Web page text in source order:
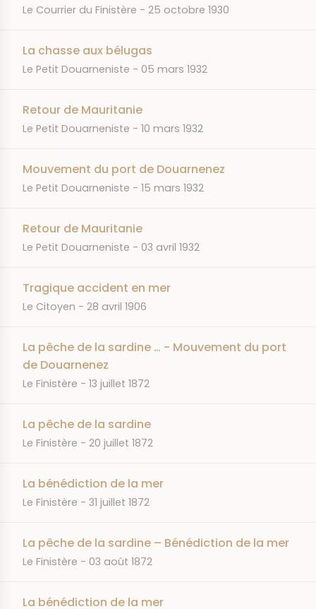
JOURNAL
Le Courrier du Finistère DATE
25 octobre 1930
La chasse aux bélugas
JOURNAL
Le Petit Douarneniste DATE
05 mars 1932
Retour de Mauritanie
JOURNAL
Le Petit Douarneniste DATE
10 mars 1932
Mouvement du port de Douarnenez
JOURNAL
Le Petit Douarneniste DATE
15 mars 1932
Retour de Mauritanie
JOURNAL
Le Petit Douarneniste DATE
03 avril 1932
Tragique accident en mer
JOURNAL
Le Citoyen DATE
28 avril 1906
La pêche de la sardine … - Mouvement du port
de Douarnenez
JOURNAL
Le Finistère DATE
13 juillet 1872
La pêche de la sardine
JOURNAL
Le Finistère DATE
20 juillet 1872
La bénédiction de la mer
JOURNAL
Le Finistère DATE
31 juillet 1872
La pêche de la sardine – Bénédiction de la mer
JOURNAL
Le Finistère DATE
03 août 1872
La bénédiction de la mer